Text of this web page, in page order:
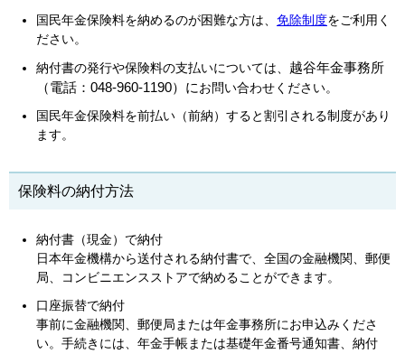
国民年金保険料を納めるのが困難な方は、 免除制度をご利用く
ださい。
納付書の発行や保険料の支払いについては、 越谷年金事務所
（電話：048-960-1190）にお問い合わせください。
国民年金保険料を前払い（前納）すると割引される制度があり
ます。
保険料の納付方法
納付書（現金）で納付
日本年金機構から送付される納付書で、全国の金融機関、郵便
局、コンビニエンスストアで納めることができます。
口座振替で納付
事前に金融機関、郵便局または年金事務所にお申込みくださ
い。手続きには、年金手帳または基礎年金番号通知書、納付